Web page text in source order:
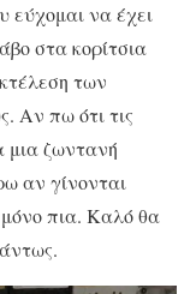
εύχομαι να έχει
στα κορίτσια
των
Αν πω ότι τις
μια ζωντανή
αν γίνονται
μόνο πια. Καλό θα